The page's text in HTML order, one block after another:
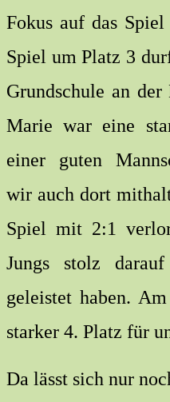
Fokus auf das
Spiel um Platz 3
Grundschule an
Marie war eine
einer guten
wir auch dort
Spiel mit 2:1
Jungs stolz
geleistet haben.
starker 4. Platz für
Da lässt sich nur